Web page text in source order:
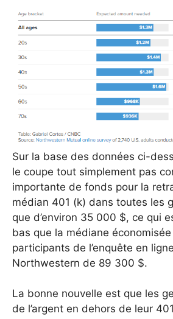
Sur la base des données ci-
le coupe tout simplement pas
importante de fonds pour la
médian 401 (k) dans toutes les
que d’environ 35 000 $, ce qui
bas que la médiane
participants de l’enquête en
Northwestern de 89 300 $.
La bonne nouvelle est que les
de l’argent en dehors de leur